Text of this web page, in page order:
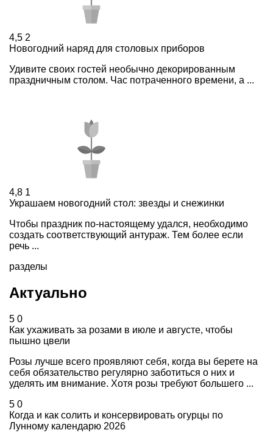
4,5 2
Новогодний наряд для столовых приборов
Удивите своих гостей необычно декорированным
праздничным столом. Час потраченного времени, а ...
4,8 1
Украшаем новогодний стол: звезды и снежинки
Чтобы праздник по-настоящему удался, необходимо
создать соответствующий антураж. Тем более если
речь ...
разделы
Актуально
5 0
Как ухаживать за розами в июле и августе, чтобы
пышно цвели
Розы лучше всего проявляют себя, когда вы берете на
себя обязательство регулярно заботиться о них и
уделять им внимание. Хотя розы требуют большего ...
5 0
Когда и как солить и консервировать огурцы по
Лунному календарю 2026